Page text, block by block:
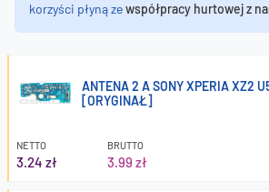
korzyści płyną zewspółpracy hurtowej z
ANTENA 2 A SONY XPERIA XZ2
[ORYGINAŁ]
NETTO
3.24 zł
BRUTTO
3.99 zł